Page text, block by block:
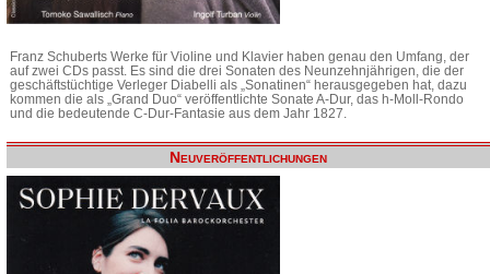
Franz Schuberts Werke für Violine und Klavier haben genau den Umfang, der
auf zwei CDs passt. Es sind die drei Sonaten des Neunzehnjährigen, die der
geschäftstüchtige Verleger Diabelli als „Sonatinen“ herausgegeben hat, dazu
kommen die als „Grand Duo“ veröffentlichte Sonate A-Dur, das h-Moll-Rondo
und die bedeutende C-Dur-Fantasie aus dem Jahr 1827.
Neuveröffentlichungen